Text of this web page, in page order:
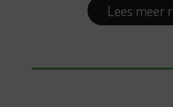
Lees meer